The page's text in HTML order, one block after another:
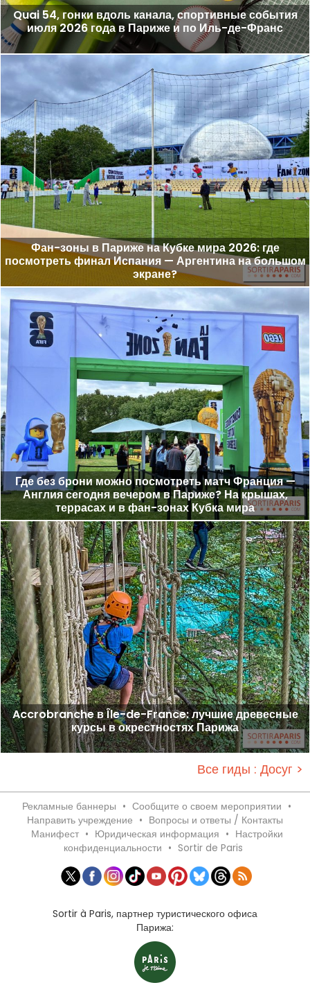
Quai 54, гонки вдоль канала, спортивные события
июля 2026 года в Париже и по Иль-де-Франс
Фан-зоны в Париже на Кубке мира 2026: где
посмотреть финал Испания — Аргентина на большом
экране?
Где без брони можно посмотреть матч Франция —
Англия сегодня вечером в Париже? На крышах,
террасах и в фан-зонах Кубка мира
Accrobranche в Île-de-France: лучшие древесные
курсы в окрестностях Парижа
Все гиды : Досуг >
Рекламные баннеры • Сообщите о своем мероприятии •
Направить учреждение • Вопросы и ответы / Контакты
Манифест • Юридическая информация • Настройки
конфиденциальности • Sortir de Paris
Sortir à Paris, партнер туристического офиса
Парижа: